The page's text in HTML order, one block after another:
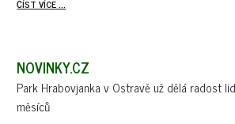
ČÍST VÍCE ...
NOVINKY.CZ
Park Hrabovjanka v Ostravě už dělá radost
měsíců